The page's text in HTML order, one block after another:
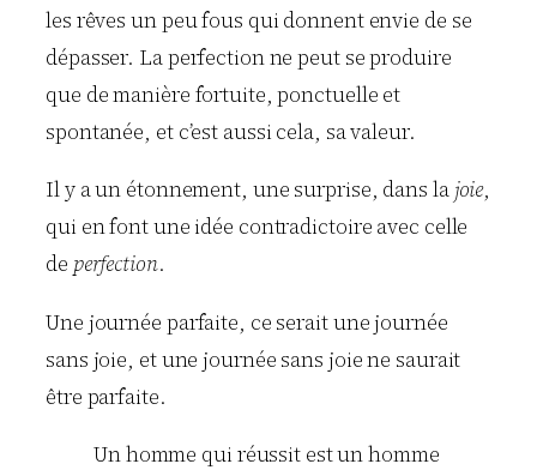
les rêves un peu fous qui donnent envie de se
dépasser. La perfection ne peut se produire
que de manière fortuite, ponctuelle et
spontanée, et c’est aussi cela, sa valeur.
Il y a un étonnement, une surprise, dans la joie,
qui en font une idée contradictoire avec celle
de perfection.
Une journée parfaite, ce serait une journée
sans joie, et une journée sans joie ne saurait
être parfaite.
Un homme qui réussit est un homme